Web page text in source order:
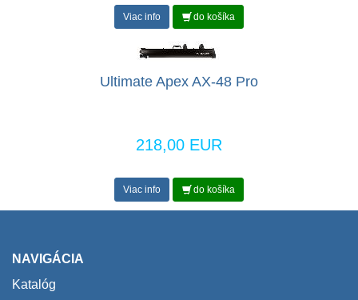
Viac info do košíka
Ultimate Apex AX-48 Pro
218,00 EUR
Viac info do košíka
NAVIGÁCIA
Katalóg